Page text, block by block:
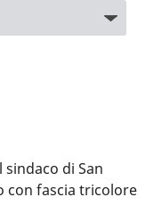
di San
con fascia tricolore